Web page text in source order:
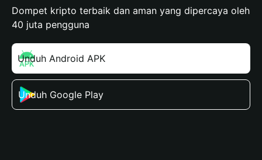
Dompet kripto terbaik dan aman yang dipercaya oleh
40 juta pengguna
Unduh Android APK
Unduh Google Play